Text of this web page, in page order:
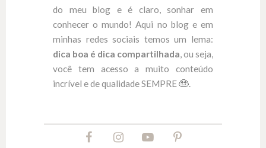
do meu blog e é claro, sonhar em
conhecer o mundo! Aqui no blog e em
minhas redes sociais temos um lema:
dica boa é dica compartilhada, ou seja,
você tem acesso a muito conteúdo
incrível e de qualidade SEMPRE
.